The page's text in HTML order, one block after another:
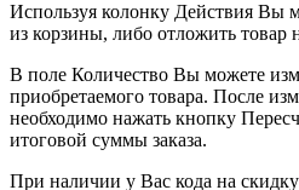
Используя колонку Действия Вы
из корзины, либо отложить товар
В поле Количество Вы можете
приобретаемого товара. После
необходимо нажать кнопку
итоговой суммы заказа.
При наличии у Вас кода на скидку